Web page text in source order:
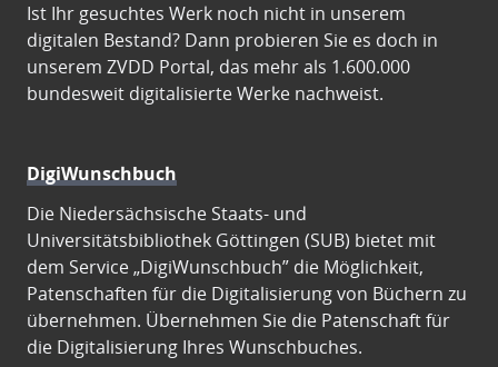
Ist Ihr gesuchtes Werk noch nicht in unserem
digitalen Bestand? Dann probieren Sie es doch in
unserem ZVDD Portal, das mehr als 1.600.000
bundesweit digitalisierte Werke nachweist.
DigiWunschbuch
Die Niedersächsische Staats- und
Universitätsbibliothek Göttingen (SUB) bietet mit
dem Service „DigiWunschbuch” die Möglichkeit,
Patenschaften für die Digitalisierung von Büchern zu
übernehmen. Übernehmen Sie die Patenschaft für
die Digitalisierung Ihres Wunschbuches.